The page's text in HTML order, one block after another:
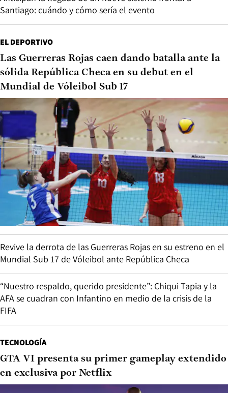
Santiago: cuándo y cómo sería el evento
EL DEPORTIVO
Las Guerreras Rojas caen dando batalla ante la
sólida República Checa en su debut en el
Mundial de Vóleibol Sub 17
Revive la derrota de las Guerreras Rojas en su estreno en el
Mundial Sub 17 de Vóleibol ante República Checa
“Nuestro respaldo, querido presidente”: Chiqui Tapia y la
AFA se cuadran con Infantino en medio de la crisis de la
FIFA
TECNOLOGÍA
GTA VI presenta su primer gameplay extendido
en exclusiva por Netflix